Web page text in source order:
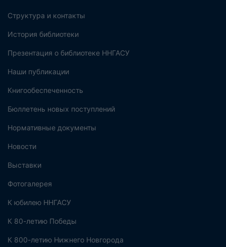
Структура и контакты
История библиотеки
Презентация о библиотеке ННГАСУ
Наши публикации
Книгообеспеченность
Бюллетень новых поступлений
Нормативные документы
Новости
Выставки
Фотогалерея
К юбилею ННГАСУ
К 80-летию Победы
К 800-летию Нижнего Новгорода